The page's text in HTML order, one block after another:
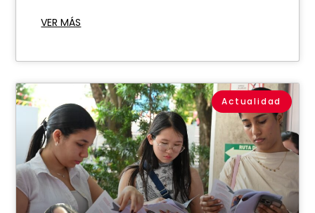
VER MÁS
Actualidad